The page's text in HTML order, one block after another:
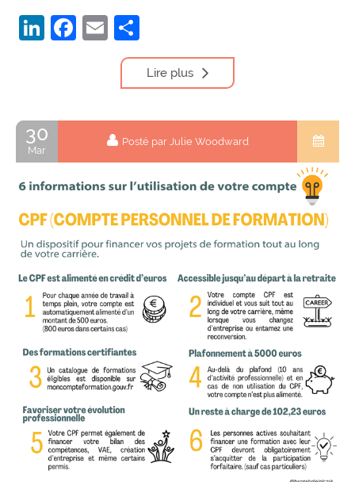
LinkedIn
Facebook
Email
Lire plus
30
Mar
Posté par Julie Woodward